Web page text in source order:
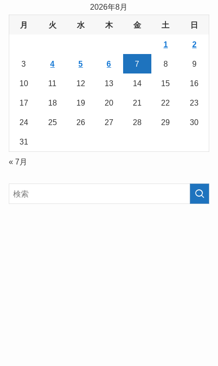
2026年8月
月 火 水 木 金 土 日
1 2
3 4 5 6 7 8 9
10 11 12 13 14 15 16
17 18 19 20 21 22 23
24 25 26 27 28 29 30
31
« 7月